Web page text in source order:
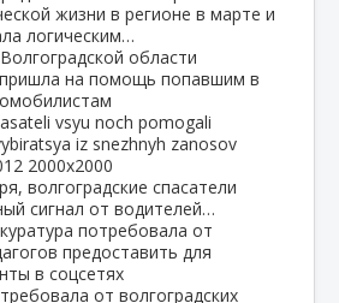
жизни в регионе в марте и
логическим…
области
на помощь попавшим в
волгоградские спасатели
сигнал от водителей…
потребовала от
предоставить для
в соцсетях